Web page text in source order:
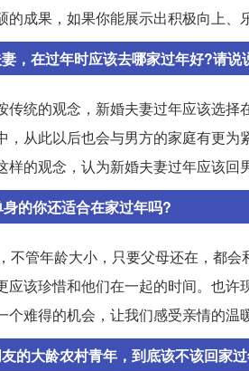
的成果，如果你能展示出积极向上、
，在过年时应该去哪家过年好?请说
传统的观念，新婚夫妻过年应该选
，从此以后也会与男方的家庭有更
样的观念，认为新婚夫妻过年应该回
的你还适合在家过年吗?
不管年龄大小，只要父母还在，都
应该珍惜和他们在一起的时间。也
难得的机会，让我们感受亲情的温暖
的大龄农村青年，到底该不该回家